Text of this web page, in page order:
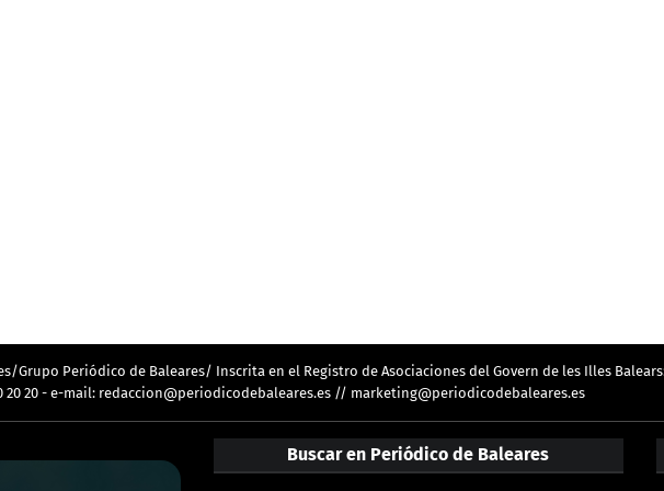
Grupo Periódico de Baleares/ Inscrita en el Registro de Asociaciones del Govern de les Illes
20 20 - e-mail: redaccion@periodicodebaleares.es // marketing@periodicodebaleares.es
Buscar en Periódico de Baleares